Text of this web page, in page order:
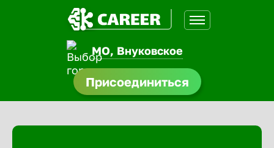
МО, Внуковское
Присоединиться